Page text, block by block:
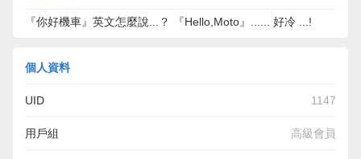
『你好機車』英文怎麼說...？ 『Hello,Moto』...... 好冷 ...!
個人資料
UID 1147
用戶組 高級會員